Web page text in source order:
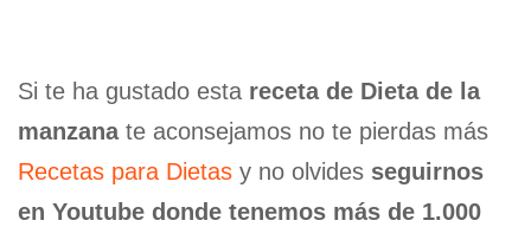
Si te ha gustado esta receta de Dieta de la
manzanate aconsejamos no te pierdas más
Recetas para Dietas y no olvides seguirnos
en Youtube donde tenemos más de 1.000